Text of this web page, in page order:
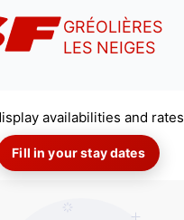
GRÉOLIÈRES
LES NEIGES
availabilities and rates
Fill in your stay dates